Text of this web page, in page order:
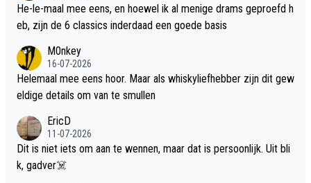
He-le-maal mee eens, en hoewel ik al menige drams geproefd h
eb, zijn de 6 classics inderdaad een goede basis
M0nkey
16-07-2026
Helemaal mee eens hoor. Maar als whiskyliefhebber zijn dit gew
eldige details om van te smullen
EricD
11-07-2026
Dit is niet iets om aan te wennen, maar dat is persoonlijk. Uit bli
k, gadver☠️